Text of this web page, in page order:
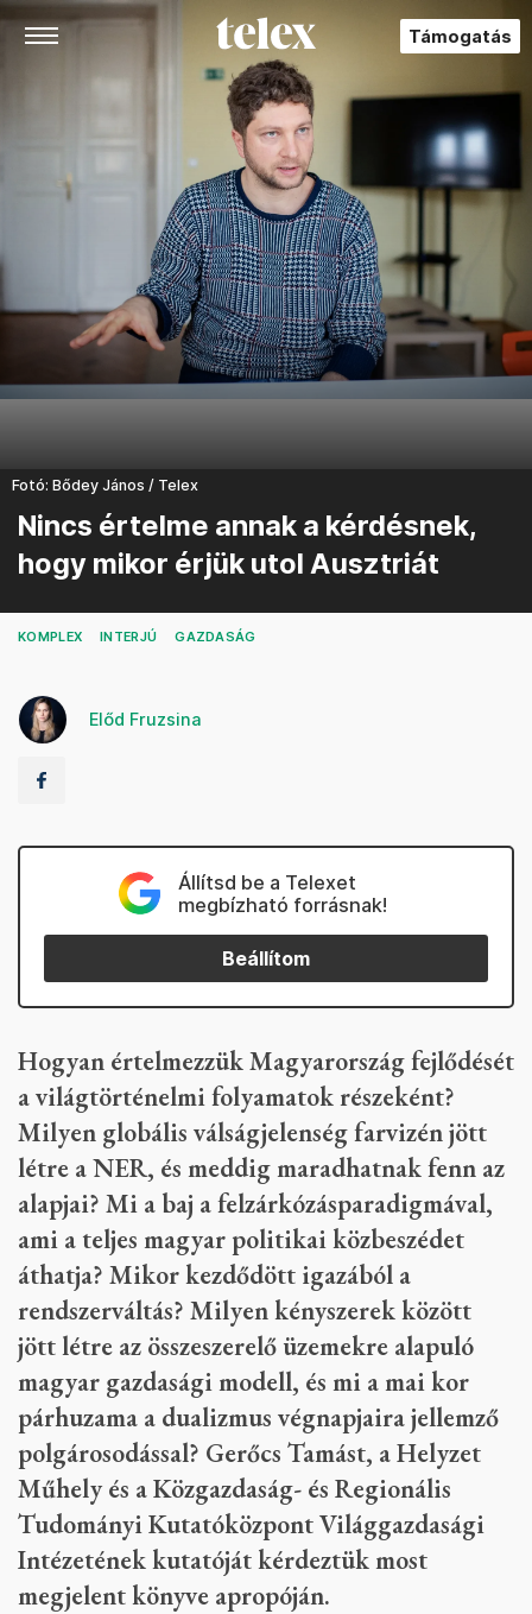
Támogatás
Fotó: Bődey János / Telex
Nincs értelme annak a kérdésnek,
hogy mikor érjük utol Ausztriát
KOMPLEX INTERJÚ GAZDASÁG
Előd Fruzsina
Állítsd be a Telexet
megbízható forrásnak!
Beállítom
Hogyan értelmezzük Magyarország fejlődését
a világtörténelmi folyamatok részeként?
Milyen globális válságjelenség farvizén jött
létre a NER, és meddig maradhatnak fenn az
alapjai? Mi a baj a felzárkózásparadigmával,
ami a teljes magyar politikai közbeszédet
áthatja? Mikor kezdődött igazából a
rendszerváltás? Milyen kényszerek között
jött létre az összeszerelő üzemekre alapuló
magyar gazdasági modell, és mi a mai kor
párhuzama a dualizmus végnapjaira jellemző
polgárosodással? Gerőcs Tamást, a Helyzet
Műhely és a Közgazdaság- és Regionális
Tudományi Kutatóközpont Világgazdasági
Intézetének kutatóját kérdeztük most
megjelent könyve apropóján.